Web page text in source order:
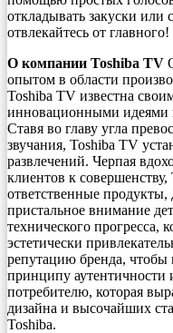
откладывать закуски или
отвлекайтесь от главного!
О компании Toshiba TV
опытом в области
Toshiba TV известна
инновационными идеями
Ставя во главу угла
звучания, Toshiba TV
развлечений. Черпая
клиентов к
ответственные
пристальное внимание
технического прогресса,
эстетически
репутацию бренда, чтобы
принципу
потребителю, которая
дизайна и высочайших
Toshiba.